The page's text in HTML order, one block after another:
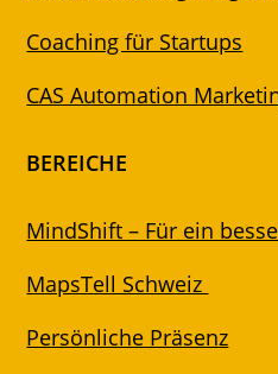
Coaching für Startups
CAS Automation
BEREICHE
MindShift – Für ein
MapsTell Schweiz
Persönliche Präsenz